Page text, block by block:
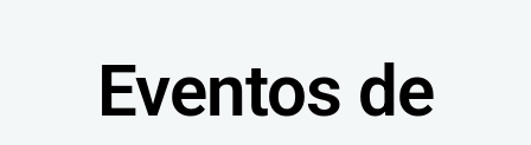
Eventos de